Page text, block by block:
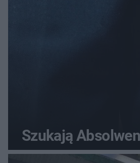
Szukają